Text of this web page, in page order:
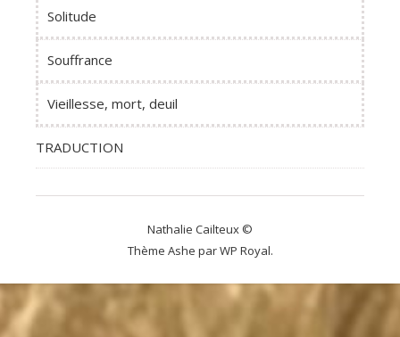
Solitude
Souffrance
Vieillesse, mort, deuil
TRADUCTION
Nathalie Cailteux ©
Thème Ashe parWP Royal.